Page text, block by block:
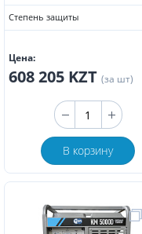
Степень защиты
Цена:
608 205 KZT (за шт)
В корзину